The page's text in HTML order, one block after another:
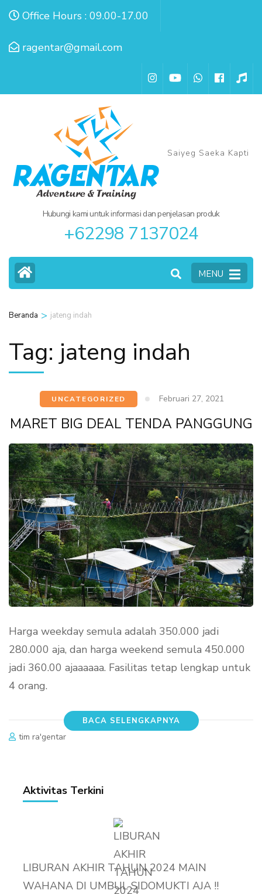
Lompat
konten
Office Hours : 09.00-17.00
ragentar@gmail.com
Saiyeg Saeka Kapti
Hubungi kami untuk informasi dan penjelasan produk
+62298 7137024
MENU
Beranda > jateng indah
Tag: jateng indah
UNCATEGORIZED Februari 27, 2021
MARET BIG DEAL TENDA PANGGUNG
Harga weekday semula adalah 350.000 jadi
280.000 aja, dan harga weekend semula 450.000
jadi 360.00 ajaaaaaa. Fasilitas tetap lengkap untuk
4 orang.
BACA SELENGKAPNYA
tim ra'gentar
Aktivitas Terkini
LIBURAN AKHIR TAHUN 2024 MAIN
WAHANA DI UMBUL SIDOMUKTI AJA !!